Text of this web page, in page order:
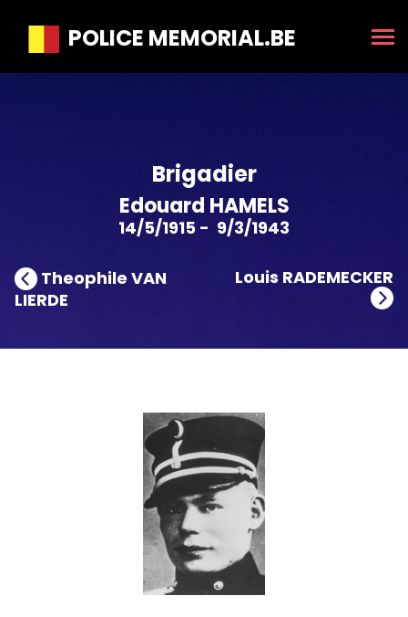
POLICE MEMORIAL.BE
Brigadier
Edouard HAMELS
14/5/1915 - 9/3/1943
Theophile VAN
LIERDE
Louis RADEMECKER